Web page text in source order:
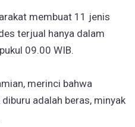
membuat 11 jenis
terjual hanya dalam
09.00 WIB.
merinci bahwa
adalah beras, minyak